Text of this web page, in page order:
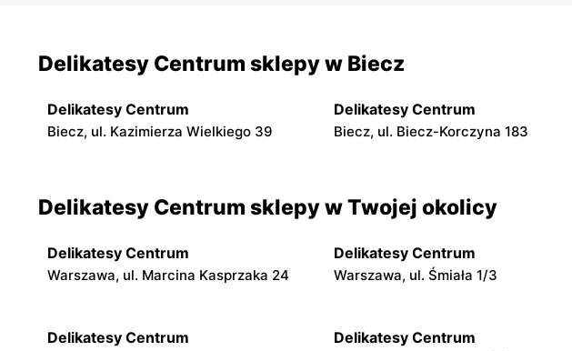
Delikatesy Centrum sklepy w Biecz
Delikatesy Centrum
Biecz, ul. Kazimierza Wielkiego 39
Delikatesy Centrum
Biecz, ul. Biecz-Korczyna 183
Delikatesy Centrum sklepy w Twojej okolicy
Delikatesy Centrum
Warszawa, ul. Marcina Kasprzaka 24
Delikatesy Centrum
Warszawa, ul. Śmiała 1/3
Delikatesy Centrum Delikatesy Centrum